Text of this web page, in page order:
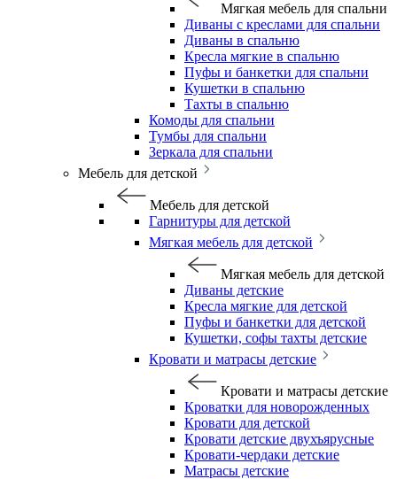
Мягкая мебель для спальни
Диваны с креслами для спальни
Диваны в спальню
Кресла мягкие в спальню
Пуфы и банкетки для спальни
Кушетки в спальню
Тахты в спальню
Комоды для спальни
Тумбы для спальни
Зеркала для спальни
Мебель для детской
Мебель для детской
Гарнитуры для детской
Мягкая мебель для детской
Мягкая мебель для детской
Диваны детские
Кресла мягкие для детской
Пуфы и банкетки для детской
Кушетки, софы тахты детские
Кровати и матрасы детские
Кровати и матрасы детские
Кроватки для новорожденных
Кровати для детской
Кровати детские двухъярусные
Кровати-чердаки детские
Матрасы детские